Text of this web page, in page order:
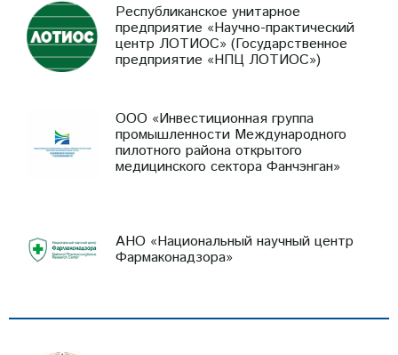
Республиканское унитарное
предприятие «Научно-практический
центр ЛОТИОС» (Государственное
предприятие «НПЦ ЛОТИОС»)
ООО «Инвестиционная группа
промышленности Международного
пилотного района открытого
медицинского сектора Фанчэнган»
АНО «Национальный научный центр
Фармаконадзора»